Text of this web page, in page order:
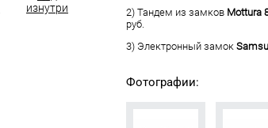
изнутри
2) Тандем из замков Mottura
руб.
3) Электронный замок
Фотографии: